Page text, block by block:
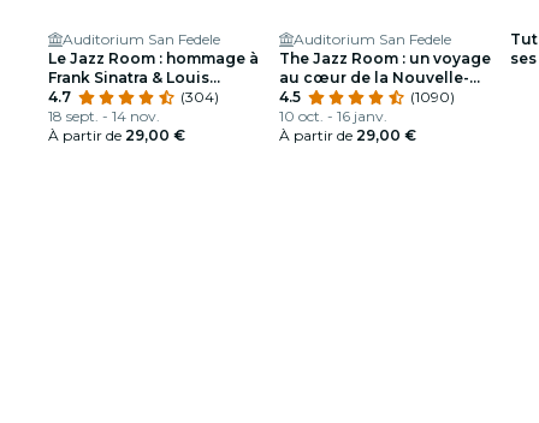
Auditorium San Fedele
Le Jazz Room : hommage à
Frank Sinatra & Louis
Armstrong
4.7
(304)
18 sept. - 14 nov.
À partir de 29,00 €
Auditorium San Fedele
The Jazz Room : un voyage
au cœur de la Nouvelle-
Orléans
4.5
(1090)
10 oct. - 16 janv.
À partir de 29,00 €